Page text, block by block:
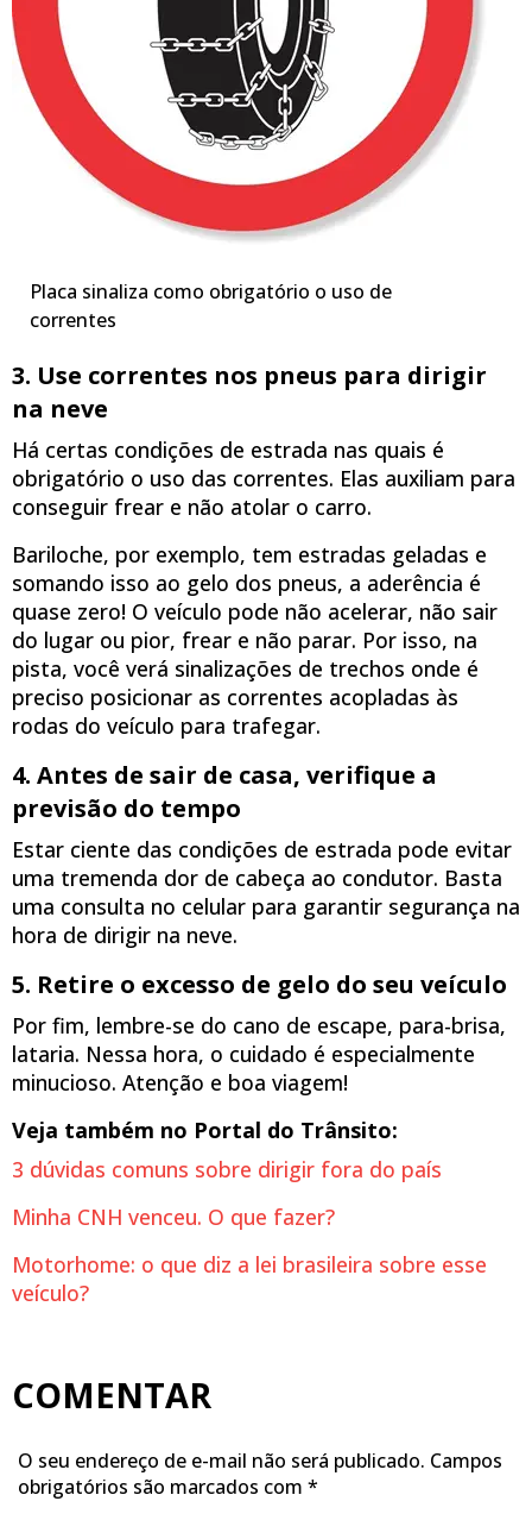
Placa sinaliza como obrigatório o uso de
correntes
3. Use correntes nos pneus para dirigir
na neve
Há certas condições de estrada nas quais é
obrigatório o uso das correntes. Elas auxiliam para
conseguir frear e não atolar o carro.
Bariloche, por exemplo, tem estradas geladas e
somando isso ao gelo dos pneus, a aderência é
quase zero! O veículo pode não acelerar, não sair
do lugar ou pior, frear e não parar. Por isso, na
pista, você verá sinalizações de trechos onde é
preciso posicionar as correntes acopladas às
rodas do veículo para trafegar.
4. Antes de sair de casa, verifique a
previsão do tempo
Estar ciente das condições de estrada pode evitar
uma tremenda dor de cabeça ao condutor. Basta
uma consulta no celular para garantir segurança na
hora de dirigir na neve.
5. Retire o excesso de gelo do seu veículo
Por fim, lembre-se do cano de escape, para-brisa,
lataria. Nessa hora, o cuidado é especialmente
minucioso. Atenção e boa viagem!
Veja também no Portal do Trânsito:
3 dúvidas comuns sobre dirigir fora do país
Minha CNH venceu. O que fazer?
Motorhome: o que diz a lei brasileira sobre esse
veículo?
COMENTAR
O seu endereço de e-mail não será publicado. Campos
obrigatórios são marcados com *